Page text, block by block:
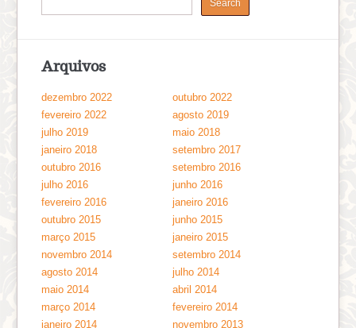
Arquivos
dezembro 2022
outubro 2022
fevereiro 2022
agosto 2019
julho 2019
maio 2018
janeiro 2018
setembro 2017
outubro 2016
setembro 2016
julho 2016
junho 2016
fevereiro 2016
janeiro 2016
outubro 2015
junho 2015
março 2015
janeiro 2015
novembro 2014
setembro 2014
agosto 2014
julho 2014
maio 2014
abril 2014
março 2014
fevereiro 2014
janeiro 2014
novembro 2013